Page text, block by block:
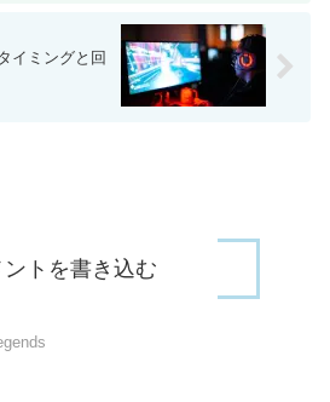
イミングと回
ントを書き込む